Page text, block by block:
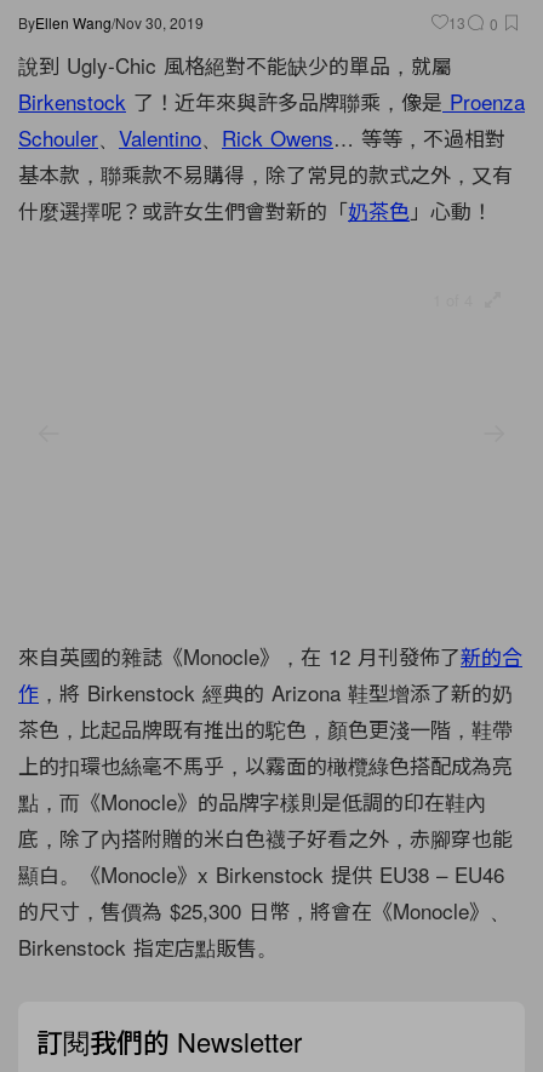
ByEllen Wang/Nov 30, 2019 13 0
說到 Ugly-Chic 風格絕對不能缺少的單品，就屬
Birkenstock 了！近年來與許多品牌聯乘，像是 Proenza
Schouler
Valentino Rick Owens… 等等，不過相對
基本款，聯乘款不易購得，除了常見的款式之外，又有
什麼選擇呢？或許女生們會對新的「奶茶色 」心動！
來自英國的雜誌《Monocle》，在 12 月刊發佈了新的合
作 ，將 Birkenstock 經典的 Arizona 鞋型增添了新的奶
茶色，比起品牌既有推出的駝色，顏色更淺一階，鞋帶
上的扣環也絲毫不馬乎，以霧面的橄欖綠色搭配成為亮
點，而《Monocle》的品牌字樣則是低調的印在鞋內
底，除了內搭附贈的米白色襪子好看之外，赤腳穿也能
顯白。《Monocle》x Birkenstock 提供 EU38 – EU46
的尺寸，售價為 $25,300 日幣，將會在《Monocle》、
Birkenstock 指定店點販售。
訂閱我們的 Newsletter